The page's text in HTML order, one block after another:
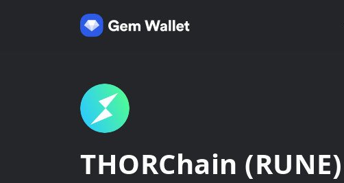
THORChain